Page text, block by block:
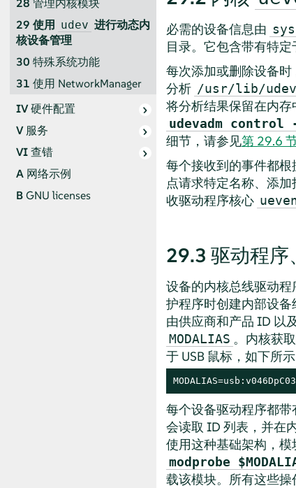
28 管理内核模块
29 使用 udev 进行动态内
核设备管理
30 特殊系统功能
31 使用 NetworkManager
IV硬件配置
V服务
VI查错
A 网络示例
BGNU licenses
必需的设备信息由
目录。它包含带有特定
每次添加或删除设备时
分析 /usr/lib/
将分析结果保留在内
udevadm control
细节，请参见第 29.6
每个接收到的事件都
点请求特定名称、添
收驱动程序核心
29.3 驱动程序
设备的内核总线驱动
护程序时创建内部设
由供应商和产品 ID 以
MODALIAS 。内核获
于 USB 鼠标，如下所示
每个设备驱动程序都
会读取 ID 列表，并在
使用这种基础架构，
modprobe
载该模块。所有这些操